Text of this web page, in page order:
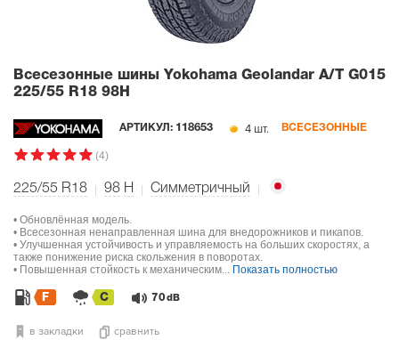
Всесезонные шины Yokohama Geolandar A/T G015
225/55 R18 98H
АРТИКУЛ: 118653 4 шт. ВСЕСЕЗОННЫЕ
(4)
225/55 R18 98 H Симметричный
• Обновлённая модель.
• Всесезонная ненаправленная шина для внедорожников и пикапов.
• Улучшенная устойчивость и управляемость на больших скоростях, а
также понижение риска скольжения в поворотах.
• Повышенная стойкость к механическим...
Показать полностью
F C 70 dB
в закладки сравнить